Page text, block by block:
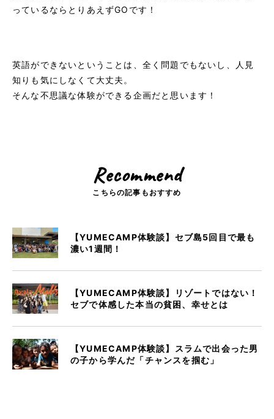
っているならとりあえずGOです！
英語ができないということは、全く問題でもないし、人見
知りも気にしなくて大丈夫。
そんな不思議な体験ができる企画だと思います！
Recommend
こちらの記事もおすすめ
【YUMECAMP体験談】セブ島5回目で最も
濃い1週間！
【YUMECAMP体験談】リゾートではない！
セブで体感した本当の貧困、幸せとは
【YUMECAMP体験談】スラムで出会った男
の子から学んだ「チャンスを掴む」